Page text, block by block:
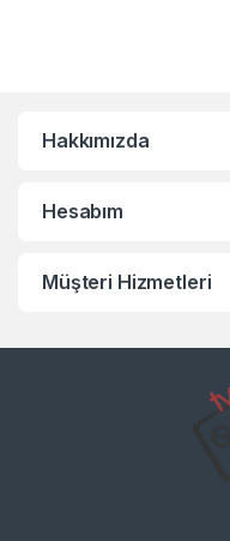
Hakkımızda
Hesabım
Müşteri Hizmetleri